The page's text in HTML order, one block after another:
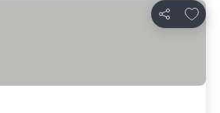
Partilhar